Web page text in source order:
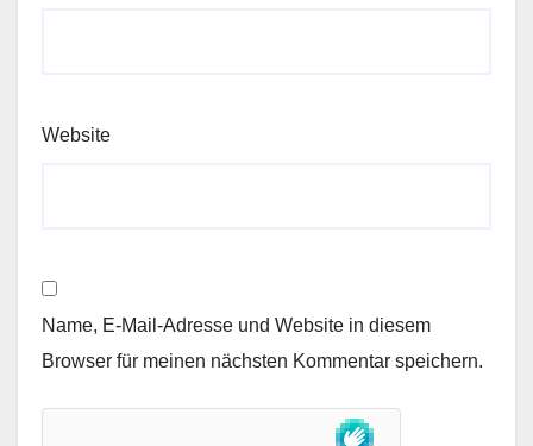
Website
Name, E-Mail-Adresse und Website in diesem
Browser für meinen nächsten Kommentar speichern.